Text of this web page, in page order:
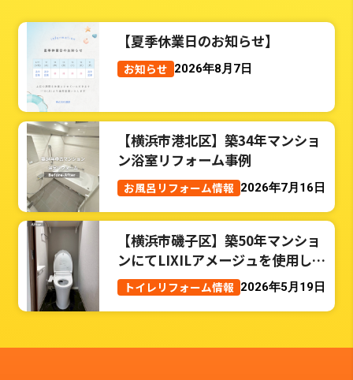
【夏季休業日のお知らせ】
お知らせ 2026年8月7日
【横浜市港北区】築34年マンショ
ン浴室リフォーム事例
お風呂リフォーム情報 2026年7月16日
【横浜市磯子区】築50年マンショ
ンにてLIXILアメージュを使用した
トイレリフォーム事例
トイレリフォーム情報 2026年5月19日